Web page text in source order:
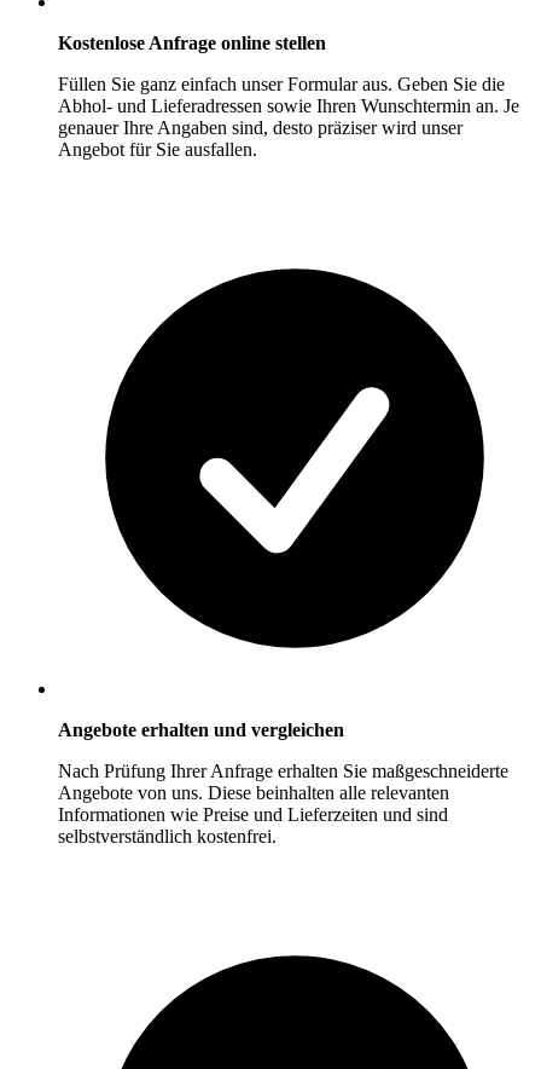
Kostenlose Anfrage online stellen
Füllen Sie ganz einfach unser Formular aus. Geben Sie die
Abhol- und Lieferadressen sowie Ihren Wunschtermin an. Je
genauer Ihre Angaben sind, desto präziser wird unser
Angebot für Sie ausfallen.
Angebote erhalten und vergleichen
Nach Prüfung Ihrer Anfrage erhalten Sie maßgeschneiderte
Angebote von uns. Diese beinhalten alle relevanten
Informationen wie Preise und Lieferzeiten und sind
selbstverständlich kostenfrei.